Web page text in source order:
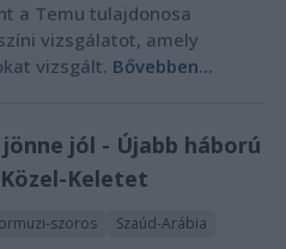
a Temu tulajdonosa
vizsgálatot, amely
vizsgált. Bővebben...
jól - Újabb háború
Keletet
szoros Szaúd-Arábia